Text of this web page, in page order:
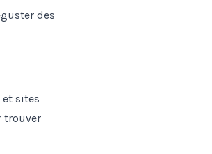
des
sites
trouver